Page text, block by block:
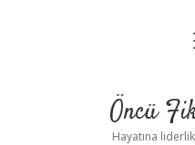
Öncü
Hayatına